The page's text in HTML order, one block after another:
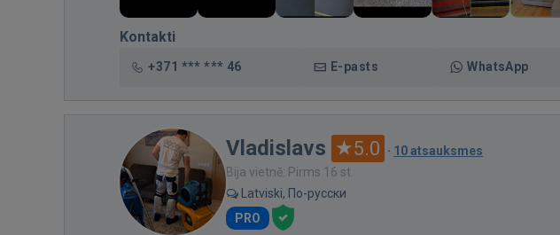
Kontakti
+371 *** *** 46 E-pasts WhatsApp
Vladislavs 5.0 · 10 atsauksmes
Bija vietnē: Pirms 16 st.
Latviski, По-русски
PRO